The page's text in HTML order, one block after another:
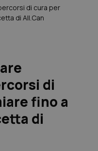
di cura per
di All.Can
di
fino a
di